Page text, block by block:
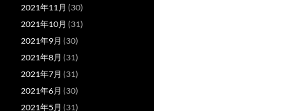
2021年11月 (30)
2021年10月 (31)
2021年9月 (30)
2021年8月 (31)
2021年7月 (31)
2021年6月 (30)
2021年5月 (31)